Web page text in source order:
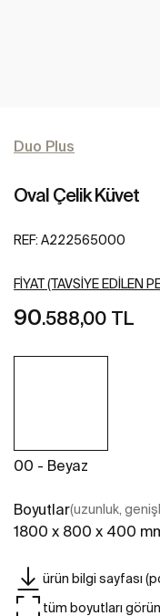
Duo Plus
Oval Çelik Küvet
REF: A222565000
FIYAT (TAVSIYE EDILEN
90.588,00 TL
00 - Beyaz
Boyutlar(uzunluk,
1800 x 800 x 400
ürün bilgi sayfası
tüm boyutları